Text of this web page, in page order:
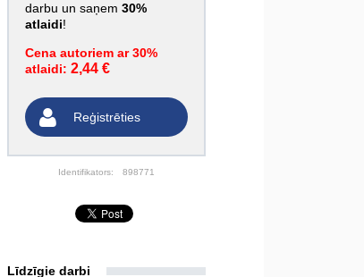
darbu un saņem 30%
atlaidi!
Cena autoriem ar 30%
atlaidi: 2,44 €
Reģistrēties
Identifikators: 898771
Līdzīgie darbi